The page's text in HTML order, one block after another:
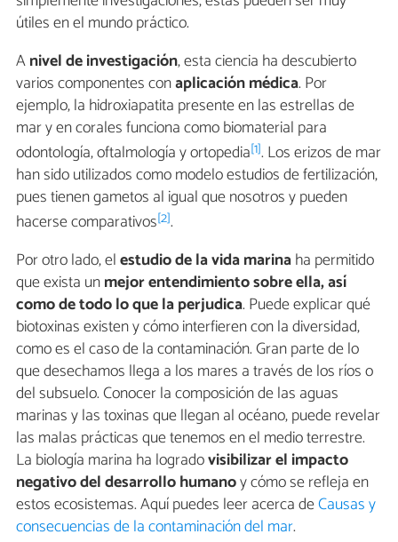
útiles en el mundo práctico.
Anivel de investigación, esta ciencia ha descubierto
varios componentes conaplicación médica. Por
ejemplo, la hidroxiapatita presente en las estrellas de
mar y en corales funciona como biomaterial para
odontología, oftalmología y ortopedia[1]. Los erizos de mar
han sido utilizados como modelo estudios de fertilización,
pues tienen gametos al igual que nosotros y pueden
hacerse comparativos[2].
Por otro lado, elestudio de la vida marinaha permitido
que exista unmejor entendimiento sobre ella, así
como de todo lo que la perjudica. Puede explicar qué
biotoxinas existen y cómo interfieren con la diversidad,
como es el caso de la contaminación. Gran parte de lo
que desechamos llega a los mares a través de los ríos o
del subsuelo. Conocer la composición de las aguas
marinas y las toxinas que llegan al océano, puede revelar
las malas prácticas que tenemos en el medio terrestre.
La biología marina ha logradovisibilizar el impacto
negativo del desarrollo humanoy cómo se refleja en
estos ecosistemas. Aquí puedes leer acerca deCausas y
consecuencias de la contaminación del mar.